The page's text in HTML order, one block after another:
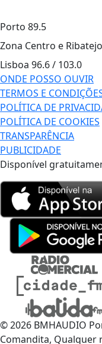
Porto 89.5
Zona Centro e Ribatejo
Lisboa 96.6 / 103.0
ONDE POSSO OUVIR
TERMOS E
POLÍTICA DE
POLÍTICA DE COOKIES
TRANSPARÊNCIA
PUBLICIDADE
Disponível
© 2026 BMHAUDIO
Comandita,